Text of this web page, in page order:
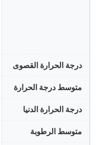
درجة الحرارة القصوى
متوسط درجة الحرارة
درجة الحرارة الدنيا
متوسط الرطوبة